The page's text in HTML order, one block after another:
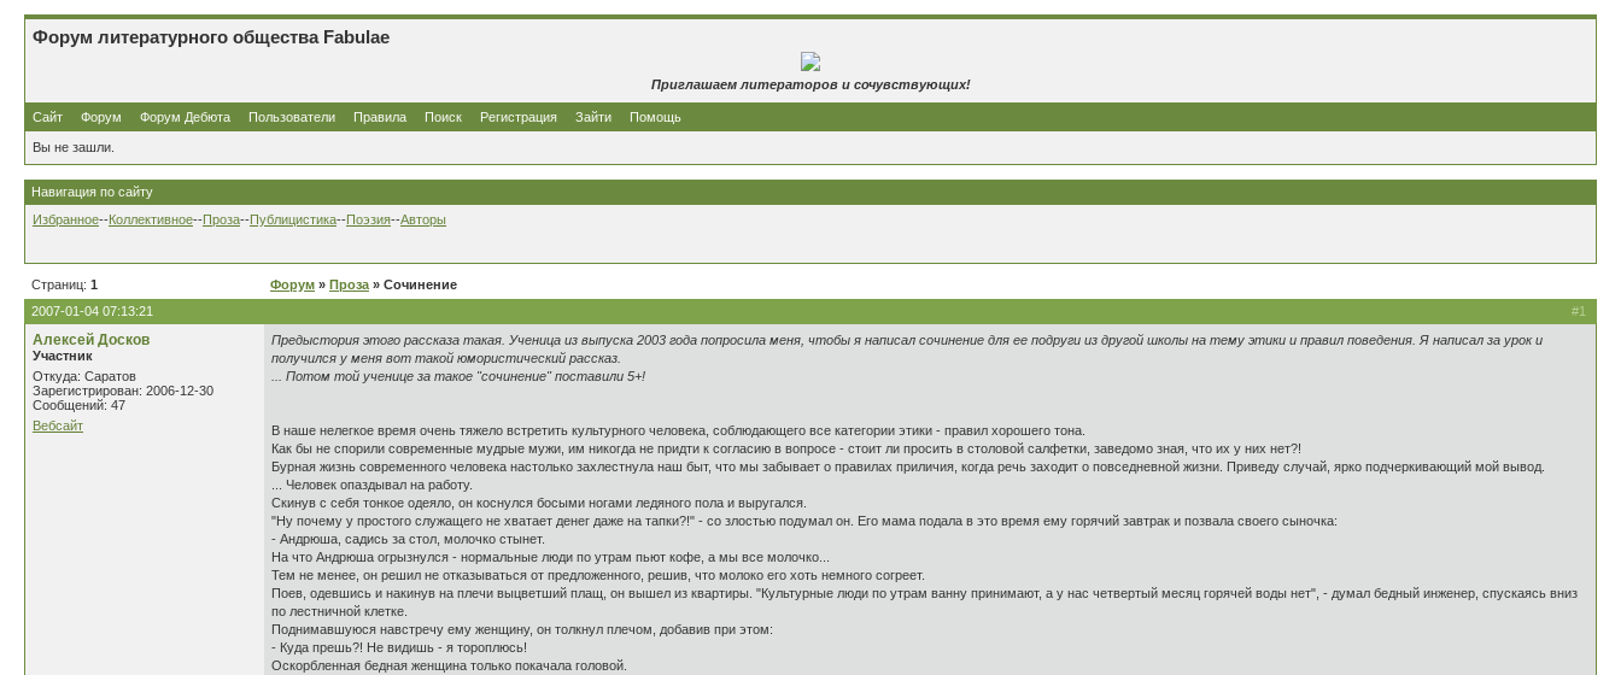
Форум литературного общества Fabulae
Приглашаем литераторов и сочувствующих!
Сайт Форум Форум Дебюта Пользователи Правила Поиск Регистрация Зайти Помощь
Вы не зашли.
Навигация по сайту
Избранное--Коллективное--Проза--Публицистика--Поэзия--Авторы
Страниц: 1 Форум » Проза » Сочинение
#1
2007-01-04 07:13:21
Алексей Досков
Участник
Откуда: Саратов
Зарегистрирован: 2006-12-30
Сообщений: 47
Вебсайт
Предыстория этого рассказа такая. Ученица из выпуска 2003 года попросила меня, чтобы я написал сочинение для ее подруги из другой школы на тему этики и правил поведения. Я написал за урок и
получился у меня вот такой юмористический рассказ.
... Потом той ученице за такое "сочинение" поставили 5+!
В наше нелегкое время очень тяжело встретить культурного человека, соблюдающего все категории этики - правил хорошего тона.
Как бы не спорили современные мудрые мужи, им никогда не придти к согласию в вопросе - стоит ли просить в столовой салфетки, заведомо зная, что их у них нет?!
Бурная жизнь современного человека настолько захлестнула наш быт, что мы забывает о правилах приличия, когда речь заходит о повседневной жизни. Приведу случай, ярко подчеркивающий мой вывод.
... Человек опаздывал на работу.
Скинув с себя тонкое одеяло, он коснулся босыми ногами ледяного пола и выругался.
"Ну почему у простого служащего не хватает денег даже на тапки?!" - со злостью подумал он. Его мама подала в это время ему горячий завтрак и позвала своего сыночка:
- Андрюша, садись за стол, молочко стынет.
На что Андрюша огрызнулся - нормальные люди по утрам пьют кофе, а мы все молочко...
Тем не менее, он решил не отказываться от предложенного, решив, что молоко его хоть немного согреет.
Поев, одевшись и накинув на плечи выцветший плащ, он вышел из квартиры. "Культурные люди по утрам ванну принимают, а у нас четвертый месяц горячей воды нет", - думал бедный инженер, спускаясь вниз
по лестничной клетке.
Поднимавшуюся навстречу ему женщину, он толкнул плечом, добавив при этом:
- Куда прешь?! Не видишь - я тороплюсь!
Оскорбленная бедная женщина только покачала головой.